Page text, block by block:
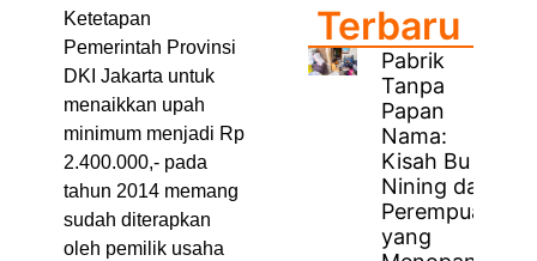
Ketetapan
Pemerintah Provinsi
DKI Jakarta untuk
menaikkan upah
minimum menjadi Rp
2.400.000,- pada
tahun 2014 memang
sudah diterapkan
oleh pemilik usaha
Terbaru
Pabrik
Tanpa
Papan
Nama:
Kisah Bu
Nining dan
Perempuan
yang